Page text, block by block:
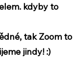
kdyby to
tak Zoom to
jindy! :)